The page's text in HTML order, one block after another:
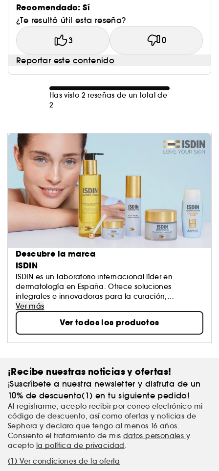
Recomendado: Sí
¿Te resultó útil esta reseña?
3 0
Reportar este contenido
Has visto 2 reseñas de un total de
2
Descubre la marca
ISDIN
ISDIN es un laboratorio internacional líder en
dermatología en España. Ofrece soluciones
integrales e innovadoras para la curación,
prevención y mantenimiento de la piel. Desde su
fundación hace 40 años, mantiene junto al
dermatólogo y al farmacéutico un firme
compromiso para responder de forma eficaz a las
necesidades de la piel y a las mucosas. ¿El
texturas innovadoras para mejores tratamientos.
Ver más
Ver todos los productos
¡Recibe nuestras noticias y ofertas!
¡Suscríbete a nuestra newsletter y disfruta de un
10% de descuento(1) en tu siguiente pedido!
Al registrarme, acepto recibir por correo electrónico mi
código de descuento, así como ofertas y noticias de
Sephora y declaro que tengo al menos 16 años.
Consiento el tratamiento de mis datos personales y
acepto la política de privacidad.
(1) Ver condiciones de la oferta